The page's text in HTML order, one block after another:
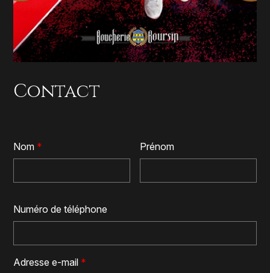
Contact
Nom * Prénom
Numéro de téléphone
Adresse e-mail *